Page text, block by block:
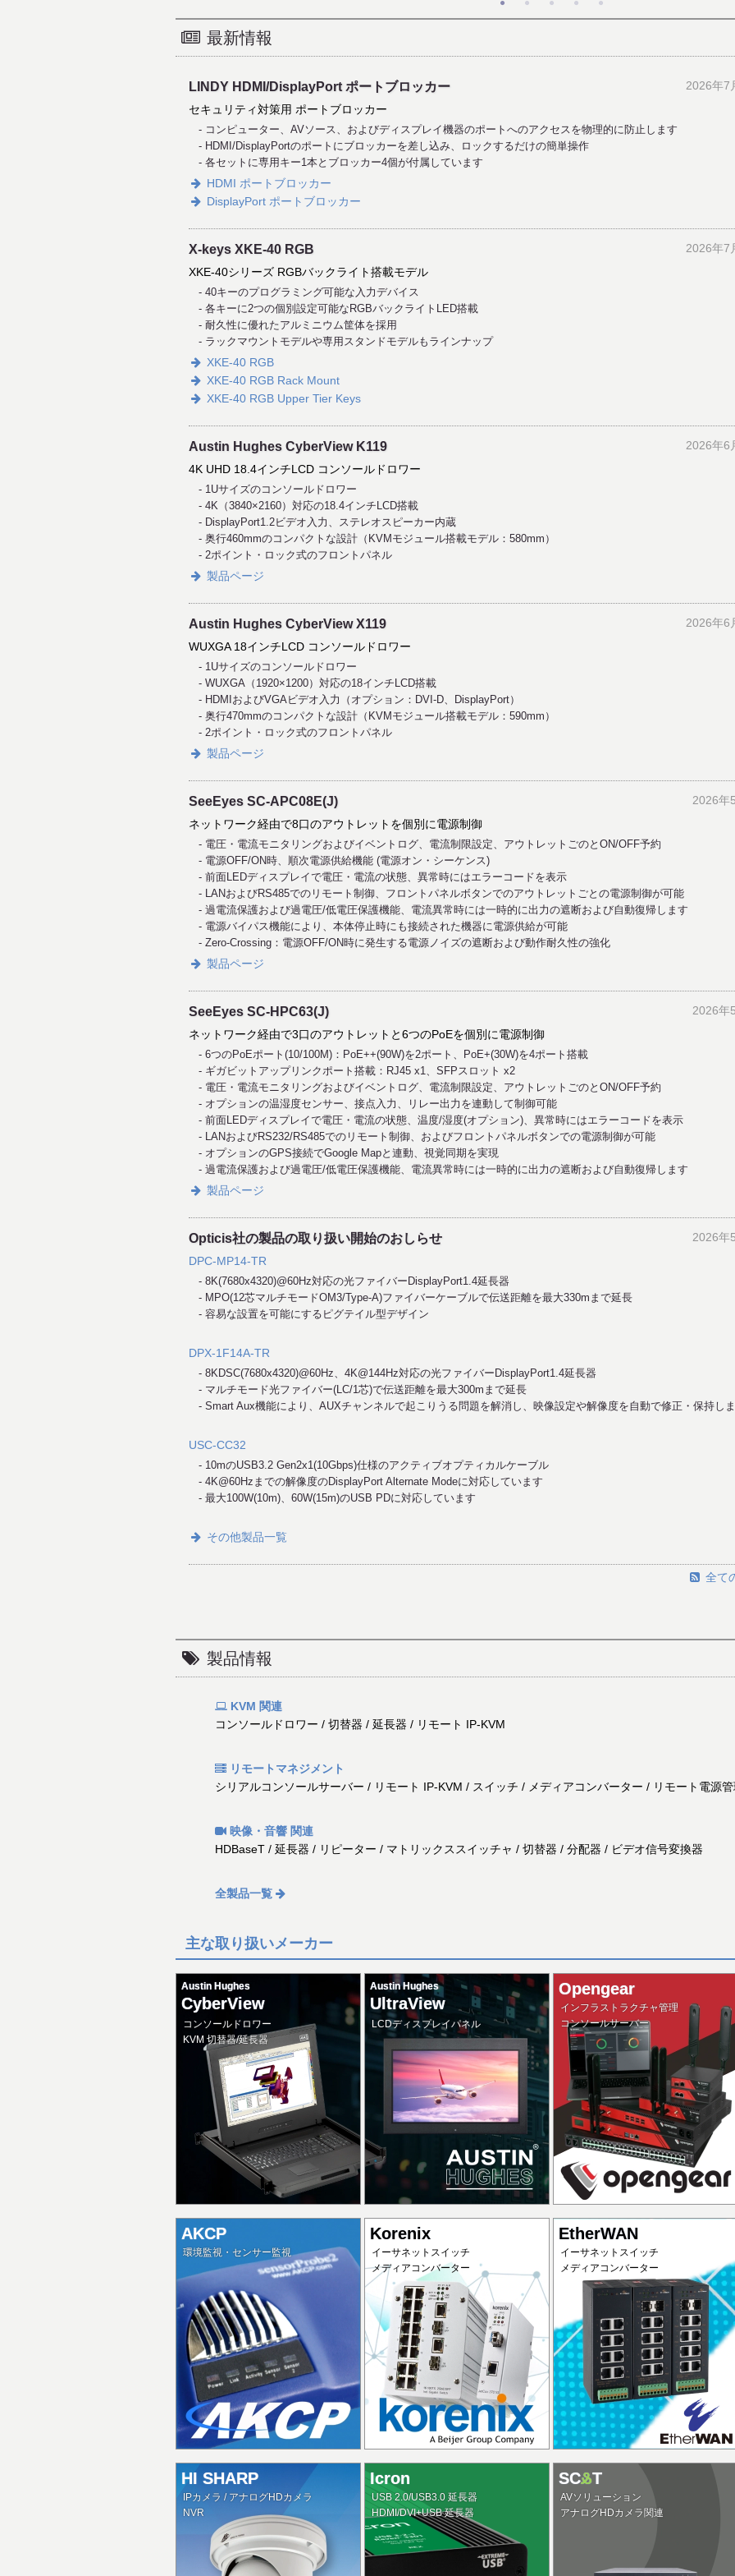
最新情報
2026年7
LINDY HDMI/DisplayPort ポートブロッカー
セキュリティ対策用 ポートブロッカー
コンピューター、AVソース、およびディスプレイ機器のポートへのアクセスを物理的に防止します
HDMI/DisplayPortのポートにブロッカーを差し込み、ロックするだけの簡単操作
各セットに専用キー1本とブロッカー4個が付属しています
HDMI ポートブロッカー
DisplayPort ポートブロッカー
2026年7
X-keys XKE-40 RGB
XKE-40シリーズ RGBバックライト搭載モデル
40キーのプログラミング可能な入力デバイス
各キーに2つの個別設定可能なRGBバックライトLED搭載
耐久性に優れたアルミニウム筐体を採用
ラックマウントモデルや専用スタンドモデルもラインナップ
XKE-40 RGB
XKE-40 RGB Rack Mount
XKE-40 RGB Upper Tier Keys
2026年6
Austin Hughes CyberView K119
4K UHD 18.4インチLCD コンソールドロワー
1Uサイズのコンソールドロワー
4K（3840×2160）対応の18.4インチLCD搭載
DisplayPort1.2ビデオ入力、ステレオスピーカー内蔵
奥行460mmのコンパクトな設計（KVMモジュール搭載モデル：580mm）
2ポイント・ロック式のフロントパネル
製品ページ
2026年6
Austin Hughes CyberView X119
WUXGA 18インチLCD コンソールドロワー
1Uサイズのコンソールドロワー
WUXGA（1920×1200）対応の18インチLCD搭載
HDMIおよびVGAビデオ入力（オプション：DVI-D、DisplayPort）
奥行470mmのコンパクトな設計（KVMモジュール搭載モデル：590mm）
2ポイント・ロック式のフロントパネル
製品ページ
2026年
SeeEyes SC-APC08E(J)
ネットワーク経由で8口のアウトレットを個別に電源制御
電圧・電流モニタリングおよびイベントログ、電流制限設定、アウトレットごのとON/OFF予約
電源OFF/ON時、順次電源供給機能 (電源オン・シーケンス)
前面LEDディスプレイで電圧・電流の状態、異常時にはエラーコードを表示
LANおよびRS485でのリモート制御、フロントパネルボタンでのアウトレットごとの電源制御が可能
過電流保護および過電圧/低電圧保護機能、電流異常時には一時的に出力の遮断および自動復帰します
電源バイパス機能により、本体停止時にも接続された機器に電源供給が可能
Zero-Crossing：電源OFF/ON時に発生する電源ノイズの遮断および動作耐久性の強化
製品ページ
2026年
SeeEyes SC-HPC63(J)
ネットワーク経由で3口のアウトレットと6つのPoEを個別に電源制御
6つのPoEポート(10/100M)：PoE++(90W)を2ポート、PoE+(30W)を4ポート搭載
ギガビットアップリンクポート搭載：RJ45 x1、SFPスロット x2
電圧・電流モニタリングおよびイベントログ、電流制限設定、アウトレットごのとON/OFF予約
オプションの温湿度センサー、接点入力、リレー出力を連動して制御可能
前面LEDディスプレイで電圧・電流の状態、温度/湿度(オプション)、異常時にはエラーコードを表示
LANおよびRS232/RS485でのリモート制御、およびフロントパネルボタンでの電源制御が可能
オプションのGPS接続でGoogle Mapと連動、視覚同期を実現
過電流保護および過電圧/低電圧保護機能、電流異常時には一時的に出力の遮断および自動復帰します
製品ページ
2026年
Opticis社の製品の取り扱い開始のおしらせ
DPC-MP14-TR
8K(7680x4320)@60Hz対応の光ファイバーDisplayPort1.4延長器
MPO(12芯マルチモードOM3/Type-A)ファイバーケーブルで伝送距離を最大330mまで延長
容易な設置を可能にするピグテイル型デザイン
DPX-1F14A-TR
8KDSC(7680x4320)@60Hz、4K@144Hz対応の光ファイバーDisplayPort1.4延長器
マルチモード光ファイバー(LC/1芯)で伝送距離を最大300mまで延長
Smart Aux機能により、AUXチャンネルで起こりうる問題を解消し、映像設定や解像度を自動で修正・保持し
USC-CC32
10mのUSB3.2 Gen2x1(10Gbps)仕様のアクティブオプティカルケーブル
4K@60Hzまでの解像度のDisplayPort Alternate Modeに対応しています
最大100W(10m)、60W(15m)のUSB PDに対応しています
その他製品一覧
全て
製品情報
KVM 関連
コンソールドロワー / 切替器 / 延長器 / リモート IP-KVM
リモートマネジメント
シリアルコンソールサーバー / リモート IP-KVM / スイッチ / メディアコンバーター / リモート電源
映像・音響 関連
HDBaseT / 延長器 / リピーター / マトリックススイッチャ / 切替器 / 分配器 / ビデオ信号変換器
全製品一覧
主な取り扱いメーカー
Austin Hughes
CyberView
コンソールドロワー
KVM 切替器/延長器
Austin Hughes
UltraView
LCDディスプレイパネル
Opengear
インフラストラクチャ管理
コンソールサーバー
AKCP
環境監視・センサー監視
Korenix
イーサネットスイッチ
メディアコンバーター
EtherWAN
イーサネットスイッチ
メディアコンバーター
HI SHARP
IPカメラ / アナログHDカメラ
NVR
Icron
USB 2.0/USB3.0 延長器
HDMI/DVI+USB 延長器
SC&T
AVソリューション
アナログHDカメラ関連